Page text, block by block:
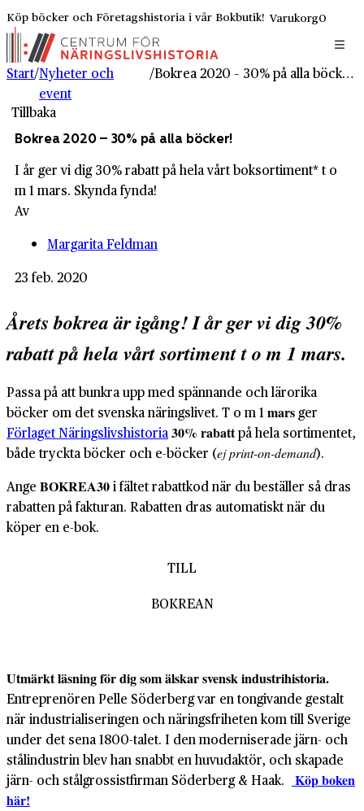
Köp böcker och Företagshistoria i vår Bokbutik! Varukorg0
Start/Nyheter och
event
/ Bokrea 2020 – 30% på alla böcker!
Tillbaka
Bokrea 2020 – 30% på alla böcker!
I år ger vi dig 30% rabatt på hela vårt boksortiment* t o
m 1 mars. Skynda fynda!
Av
Margarita Feldman
23 feb. 2020
Årets bokrea är igång! I år ger vi dig 30%
rabatt på hela vårt sortiment t o m 1 mars.
Passa på att bunkra upp med spännande och lärorika
böcker om det svenska näringslivet. T o m 1 mars ger
Förlaget Näringslivshistoria30% rabattpå hela sortimentet,
både tryckta böcker och e-böcker (ej print-on-demand).
Ange BOKREA30i fältet rabattkod när du beställer så dras
rabatten på fakturan. Rabatten dras automatiskt när du
köper en e-bok.
TILL
BOKREAN
Utmärkt läsning för dig som älskar svensk industrihistoria.
Entreprenören Pelle Söderberg var en tongivande gestalt
när industrialiseringen och näringsfriheten kom till Sverige
under det sena 1800-talet. I den moderniserade järn- och
stålindustrin blev han snabbt en huvudaktör, och skapade
järn- och stålgrossistfirman Söderberg & Haak.
Köp boken
här!